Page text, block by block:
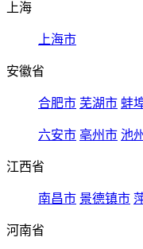
上海
上海市
安徽省
合肥市 芜湖市 蚌
六安市 亳州市 池
江西省
南昌市 景德镇市
河南省